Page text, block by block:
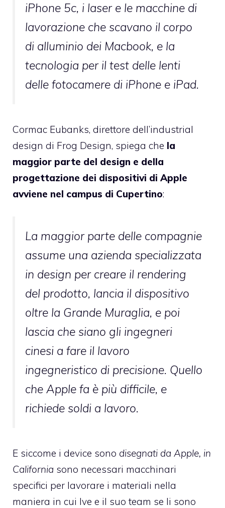
iPhone 5c, i laser e le macchine di
lavorazione che scavano il corpo
di alluminio dei Macbook, e la
tecnologia per il test delle lenti
delle fotocamere di iPhone e iPad.
Cormac Eubanks, direttore dell’industrial
design di Frog Design, spiega che la
maggior parte del design e della
progettazione dei dispositivi di Apple
avviene nel campus di Cupertino:
La maggior parte delle compagnie
assume una azienda specializzata
in design per creare il rendering
del prodotto, lancia il dispositivo
oltre la Grande Muraglia, e poi
lascia che siano gli ingegneri
cinesi a fare il lavoro
ingegneristico di precisione. Quello
che Apple fa è più difficile, e
richiede soldi a lavoro.
E siccome i device sono disegnati da Apple, in
California sono necessari macchinari
specifici per lavorare i materiali nella
maniera in cui Ive e il suo team se li sono